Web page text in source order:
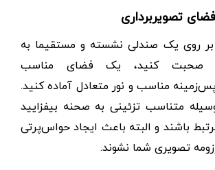
بر روی یک صندلی نشسته و مستقیما به
صحبت کنید، یک فضای مناسب
مناسب و نور متعادل آماده کنید.
متناسب تزئینی به صحنه بیفزایید
باشند و البته باعث ایجاد حواس‌پرتی
تصویری شما نشوند.